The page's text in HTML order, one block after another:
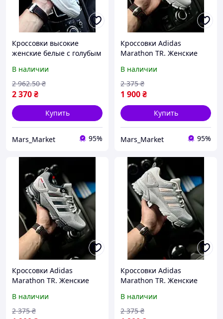
Кроссовки высокие
женские белые с голубым
mid
В наличии
2 370₴
2 962.50 ₴
Купить
Mars_Market 95%
Кроссовки Adidas
Marathon TR. Женские
Кроссовки женские
Adidas Marathon
В наличии
1 900₴
2 375 ₴
Купить
Mars_Market 95%
Кроссовки Adidas
Marathon TR. Женские
Кроссовки женские
Adidas Marathon
В наличии
2 375 ₴
Кроссовки Adidas
Marathon TR. Женские
Кроссовки женские
Adidas Marathon
В наличии
2 375 ₴